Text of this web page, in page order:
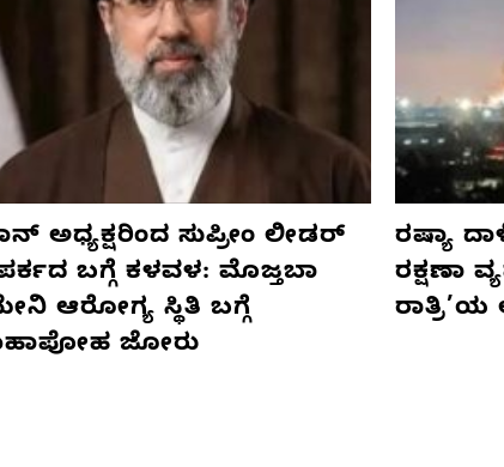
ಅಧ್ಯಕ್ಷರಿಂದ ಸುಪ್ರೀಂ ಲೀಡರ್
ಬಗ್ಗೆ ಕಳವಳ: ಮೊಜ್ತಬಾ
ಆರೋಗ್ಯ ಸ್ಥಿತಿ ಬಗ್ಗೆ
ಜೋರು
ರಷ್ಯಾ
ರಕ್ಷಣಾ